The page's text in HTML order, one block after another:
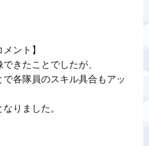
ント】
きたことでしたが、
各隊員のスキル具合もアッ
りました。